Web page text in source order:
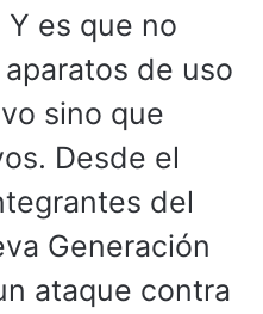
es que no
de uso
sino que
Desde el
del
Generación
ataque contra